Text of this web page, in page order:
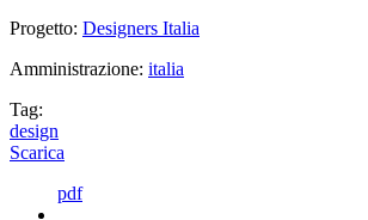
Progetto: Designers Italia
Amministrazione: italia
Tag:
design
Scarica
pdf